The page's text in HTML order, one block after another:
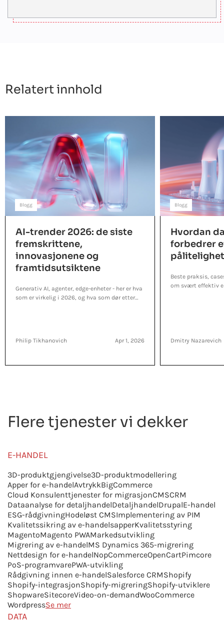
Relatert innhold
Blogg
AI-trender 2026: de siste
fremskrittene,
innovasjonene og
framtidsutsiktene
Generativ AI, agenter, edge-enheter - her er hva
som er virkelig i 2026, og hva som dør etter
Philip Tikhanovich Apr 1, 2026
Blogg
Hvordan
forbedrer
Beste praksis,
om svært effektiv
Dmitry Nazarevich
Flere tjenester vi dekker
E-HANDEL
3D-produktgjengivelse3D-produktmodellering
Apper for e-handelAvtrykkBigCommerce
Cloud Konsulenttjenester for migrasjonCMSCRM
Dataanalyse for detaljhandelDetaljhandelDrupalE-handel
ESG-rådgivningHodeløst CMSImplementering av PIM
Kvalitetssikring av e-handelsapperKvalitetsstyring
MagentoMagento PWAMarkedsutvikling
Migrering av e-handelMS Dynamics 365-migrering
Nettdesign for e-handelNopCommerceOpenCartPimcore
PoS-programvarePWA-utvikling
Rådgivning innen e-handelSalesforce CRMShopify
Shopify-integrasjonShopify-migreringShopify-utviklere
ShopwareSitecoreVideo-on-demandWooCommerce
WordpressSe mer
DATA